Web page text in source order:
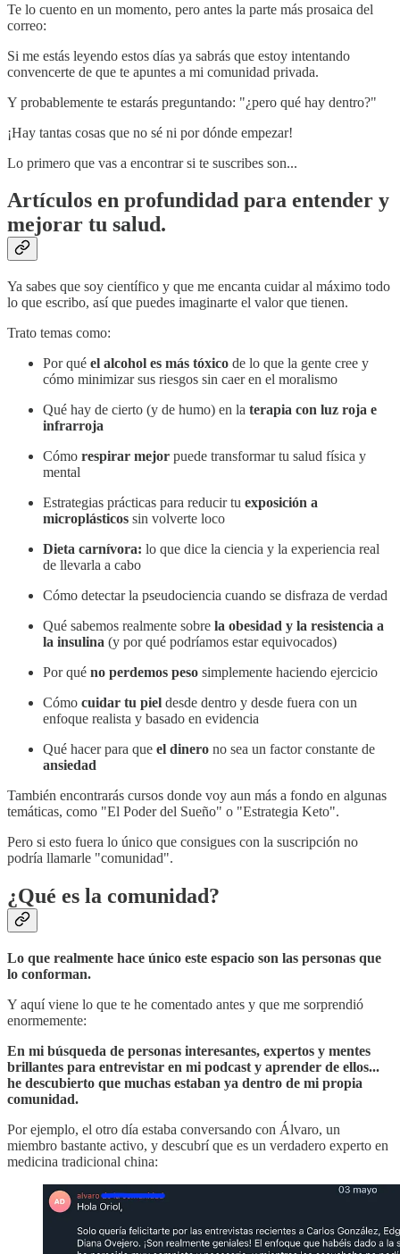
Te lo cuento en un momento, pero antes la parte más prosaica del
correo:
Si me estás leyendo estos días ya sabrás que estoy intentando
convencerte de que te apuntes a mi comunidad privada.
Y probablemente te estarás preguntando: "¿pero qué hay dentro?"
¡Hay tantas cosas que no sé ni por dónde empezar!
Lo primero que vas a encontrar si te suscribes son...
Artículos en profundidad para entender y
mejorar tu salud.
Ya sabes que soy científico y que me encanta cuidar al máximo todo
lo que escribo, así que puedes imaginarte el valor que tienen.
Trato temas como:
Por qué el alcohol es más tóxico de lo que la gente cree y
cómo minimizar sus riesgos sin caer en el moralismo
Qué hay de cierto (y de humo) en la terapia con luz roja e
infrarroja
Cómo respirar mejor puede transformar tu salud física y
mental
Estrategias prácticas para reducir tu exposición a
microplásticos sin volverte loco
Dieta carnívora: lo que dice la ciencia y la experiencia real
de llevarla a cabo
Cómo detectar la pseudociencia cuando se disfraza de verdad
Qué sabemos realmente sobre la obesidad y la resistencia a
la insulina (y por qué podríamos estar equivocados)
Por qué no perdemos peso simplemente haciendo ejercicio
Cómo cuidar tu piel desde dentro y desde fuera con un
enfoque realista y basado en evidencia
Qué hacer para que el dinero no sea un factor constante de
ansiedad
También encontrarás cursos donde voy aun más a fondo en algunas
temáticas, como "El Poder del Sueño" o "Estrategia Keto".
Pero si esto fuera lo único que consigues con la suscripción no
podría llamarle "comunidad".
¿Qué es la comunidad?
Lo que realmente hace único este espacio son las personas que
lo conforman.
Y aquí viene lo que te he comentado antes y que me sorprendió
enormemente:
En mi búsqueda de personas interesantes, expertos y mentes
brillantes para entrevistar en mi podcast y aprender de ellos...
he descubierto que muchas estaban ya dentro de mi propia
comunidad.
Por ejemplo, el otro día estaba conversando con Álvaro, un
miembro bastante activo, y descubrí que es un verdadero experto en
medicina tradicional china: